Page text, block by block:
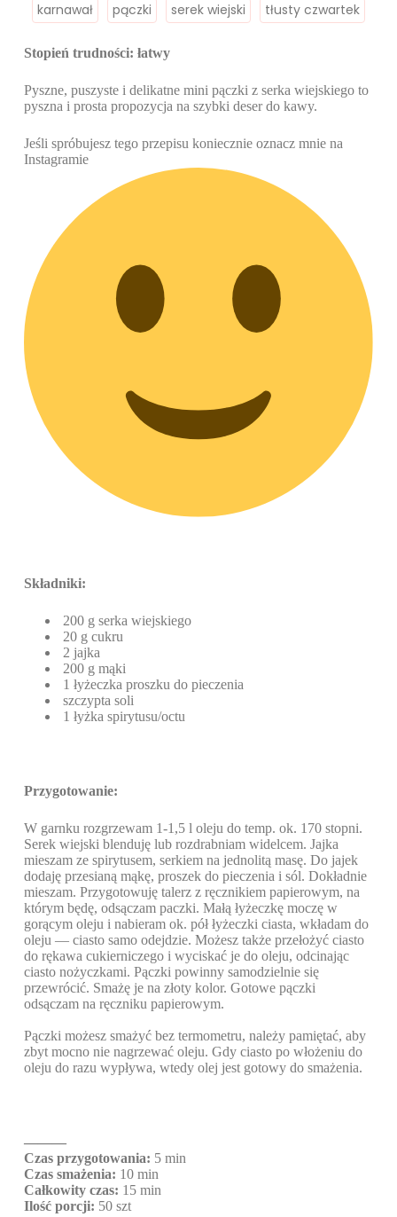
karnawał pączki serek wiejski tłusty czwartek
Stopień trudności: łatwy
Pyszne, puszyste i delikatne mini pączki z serka wiejskiego to
pyszna i prosta propozycja na szybki deser do kawy.
Jeśli spróbujesz tego przepisu koniecznie oznacz mnie na
Instagramie
Składniki:
200 g serka wiejskiego
20 g cukru
2 jajka
200 g mąki
1 łyżeczka proszku do pieczenia
szczypta soli
1 łyżka spirytusu/octu
Przygotowanie:
W garnku rozgrzewam 1-1,5 l oleju do temp. ok. 170 stopni.
Serek wiejski blenduję lub rozdrabniam widelcem. Jajka
mieszam ze spirytusem, serkiem na jednolitą masę. Do jajek
dodaję przesianą mąkę, proszek do pieczenia i sól. Dokładnie
mieszam. Przygotowuję talerz z ręcznikiem papierowym, na
którym będę, odsączam paczki. Małą łyżeczkę moczę w
gorącym oleju i nabieram ok. pół łyżeczki ciasta, wkładam do
oleju — ciasto samo odejdzie. Możesz także przełożyć ciasto
do rękawa cukierniczego i wyciskać je do oleju, odcinając
ciasto nożyczkami. Pączki powinny samodzielnie się
przewrócić. Smażę je na złoty kolor. Gotowe pączki
odsączam na ręczniku papierowym.
Pączki możesz smażyć bez termometru, należy pamiętać, aby
zbyt mocno nie nagrzewać oleju. Gdy ciasto po włożeniu do
oleju do razu wypływa, wtedy olej jest gotowy do smażenia.
———
Czas przygotowania: 5 min
Czas smażenia: 10 min
Całkowity czas: 15 min
Ilość porcji: 50 szt